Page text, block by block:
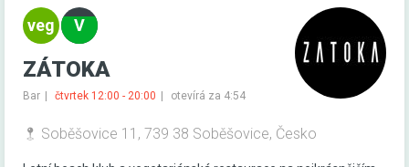
ZÁTOKA
Bar čtvrtek 12:00 - 20:00 otevírá za 4:54
Soběšovice 11, 739 38 Soběšovice, Česko